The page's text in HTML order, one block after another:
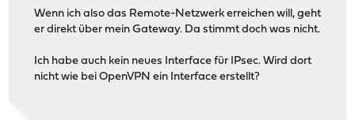
Wenn ich also das Remote-Netzwerk erreichen will, geht
er direkt über mein Gateway. Da stimmt doch was nicht.
Ich habe auch kein neues Interface für IPsec. Wird dort
nicht wie bei OpenVPN ein Interface erstellt?